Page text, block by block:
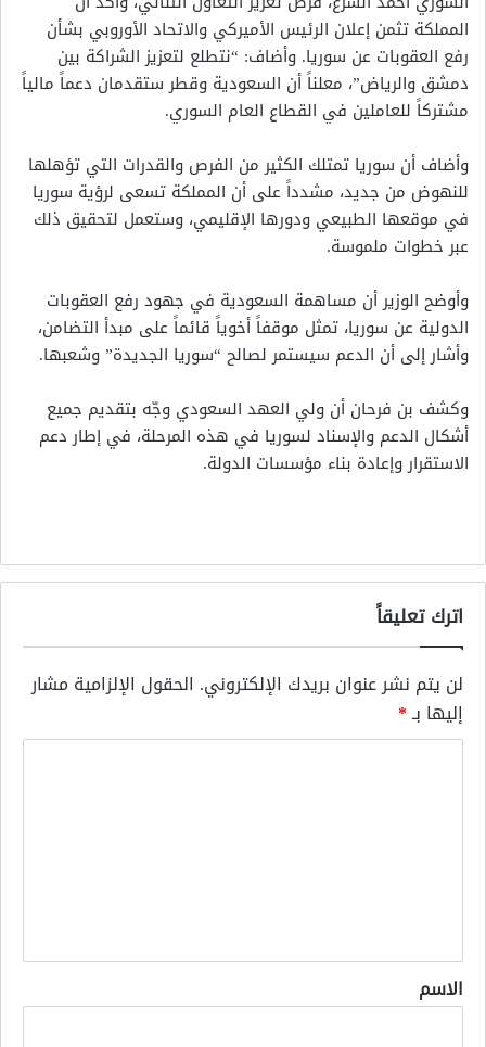
المملكة تثمن إعلان الرئيس الأميركي والاتحاد الأوروبي بشأن
رفع العقوبات عن سوريا. وأضاف: “نتطلع لتعزيز الشراكة بين
دمشق والرياض”، معلناً أن السعودية وقطر ستقدمان دعماً مالياً
مشتركاً للعاملين في القطاع العام السوري.
وأضاف أن سوريا تمتلك الكثير من الفرص والقدرات التي تؤهلها
للنهوض من جديد، مشدداً على أن المملكة تسعى لرؤية سوريا
في موقعها الطبيعي ودورها الإقليمي، وستعمل لتحقيق ذلك
عبر خطوات ملموسة.
وأوضح الوزير أن مساهمة السعودية في جهود رفع العقوبات
الدولية عن سوريا، تمثل موقفاً أخوياً قائماً على مبدأ التضامن،
وأشار إلى أن الدعم سيستمر لصالح “سوريا الجديدة” وشعبها.
وكشف بن فرحان أن ولي العهد السعودي وجّه بتقديم جميع
أشكال الدعم والإسناد لسوريا في هذه المرحلة، في إطار دعم
الاستقرار وإعادة بناء مؤسسات الدولة.
اترك تعليقاً
لن يتم نشر عنوان بريدك الإلكتروني. الحقول الإلزامية مشار
إليها بـ*
*
الاسم